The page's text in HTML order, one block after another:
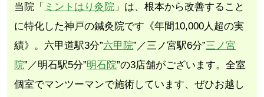
当院「 ミントはり灸院 」は、根本から改善すること
に特化した神戸の鍼灸院です《年間10,000人超の実
績》。六甲道駅3分”六甲院”／三ノ宮駅6分”三ノ宮
院”／明石駅5分”明石院”の3店舗がございます。全室
個室でマンツーマンで施術しています、ぜひお越し